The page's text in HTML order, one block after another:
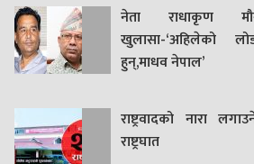
नेता राधाकृण
खुलासा-‘अहिलेको
हुन्,माधव नेपाल’
राष्ट्रवादको नारा
राष्ट्रघात